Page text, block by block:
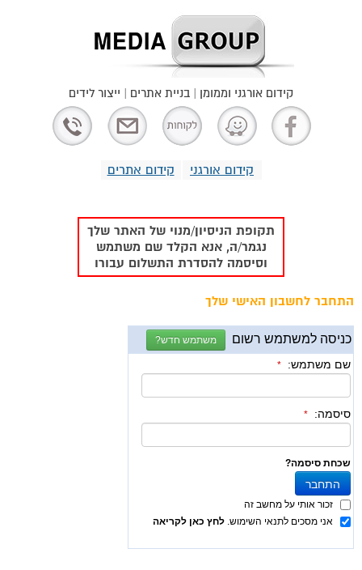
קידום אורגני קידום אתרים
קידום אורגני וממומן | בניית אתרים | ייצור לידים
תקופת הניסיון/מנוי של האתר שלך
נגמר/ה, אנא הקלד שם משתמש
וסיסמה להסדרת התשלום עבורו
התחבר לחשבון האישי שלך